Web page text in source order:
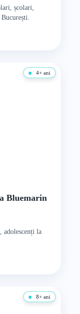
școlari,
4+ ani
Bluemarin
adolescenți la
8+ ani